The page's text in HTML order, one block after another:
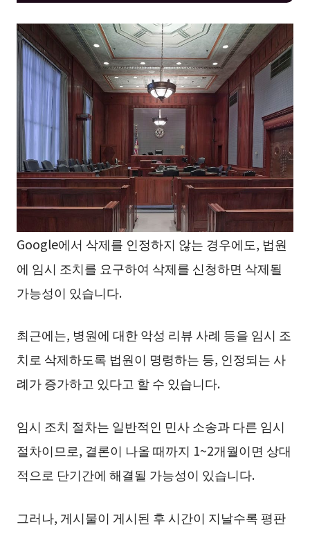
Google에서 삭제를 인정하지 않는 경우에도, 법원
에 임시 조치를 요구하여 삭제를 신청하면 삭제될
가능성이 있습니다.
최근에는, 병원에 대한 악성 리뷰 사례 등을 임시 조
치로 삭제하도록 법원이 명령하는 등, 인정되는 사
례가 증가하고 있다고 할 수 있습니다.
임시 조치 절차는 일반적인 민사 소송과 다른 임시
절차이므로, 결론이 나올 때까지 1~2개월이면 상대
적으로 단기간에 해결될 가능성이 있습니다.
그러나, 게시물이 게시된 후 시간이 지날수록 평판